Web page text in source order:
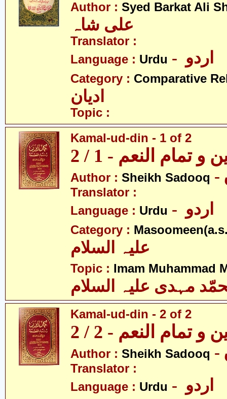
Author : Syed Barkat Ali
علی شاہ
Translator :
Language : Urdu
Category : Comparative
ادیان
Topic :
Kamal-ud-din - 1 of 2
و تمام النعم - 1 / 2
Author : Sheikh Sadooq
Translator :
Language : Urdu
Category :
Topic : Imam Muhammad
مہدی علیہ السلام
Kamal-ud-din - 2 of 2
و تمام النعم - 2 / 2
Author : Sheikh Sadooq
Translator :
Language : Urdu